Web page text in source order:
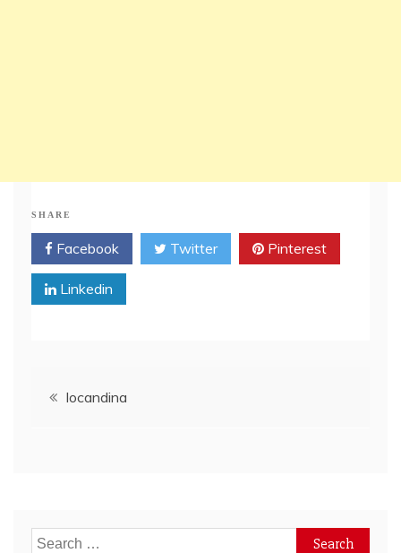
SHARE
Facebook Twitter Pinterest
Linkedin
Postlocandina
Search